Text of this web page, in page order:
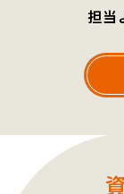
担当